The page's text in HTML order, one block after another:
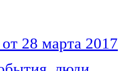
28 марта 2017